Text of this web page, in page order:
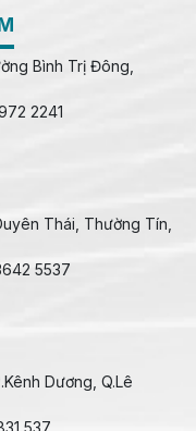
Bình Trị Đông,
2241
Thái, Thường Tín,
5537
Dương, Q.Lê